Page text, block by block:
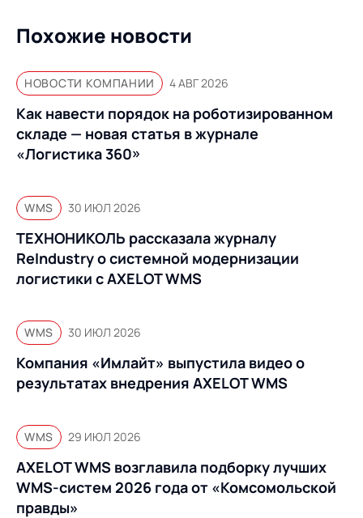
Похожие новости
НОВОСТИ КОМПАНИИ 4 АВГ 2026
Как навести порядок на роботизированном
складе — новая статья в журнале
«Логистика 360»
WMS 30 ИЮЛ 2026
ТЕХНОНИКОЛЬ рассказала журналу
ReIndustry о системной модернизации
логистики с AXELOT WMS
WMS 30 ИЮЛ 2026
Компания «Имлайт» выпустила видео о
результатах внедрения AXELOT WMS
WMS 29 ИЮЛ 2026
AXELOT WMS возглавила подборку лучших
WMS-систем 2026 года от «Комсомольской
правды»